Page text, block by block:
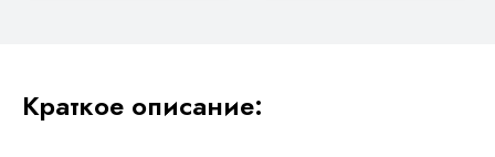
Краткое описание: